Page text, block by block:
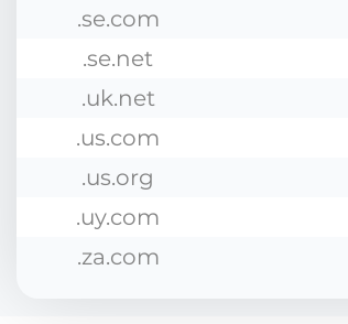
.se.com
.se.net
.uk.net
.us.com
.us.org
.uy.com
.za.com